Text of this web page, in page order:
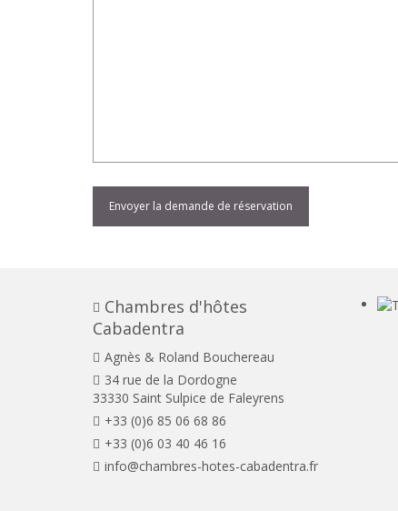
Chambres d'hôtes
Cabadentra
Agnès & Roland Bouchereau
34 rue de la Dordogne
33330 Saint Sulpice de Faleyrens
+33 (0)6 85 06 68 86
+33 (0)6 03 40 46 16
info@chambres-hotes-cabadentra.fr